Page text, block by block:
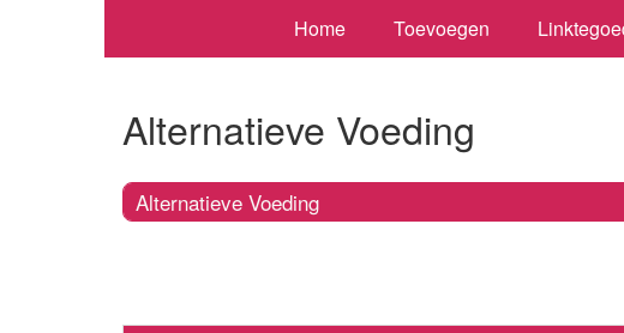
Home Toevoegen
Alternatieve Voeding
Alternatieve Voeding